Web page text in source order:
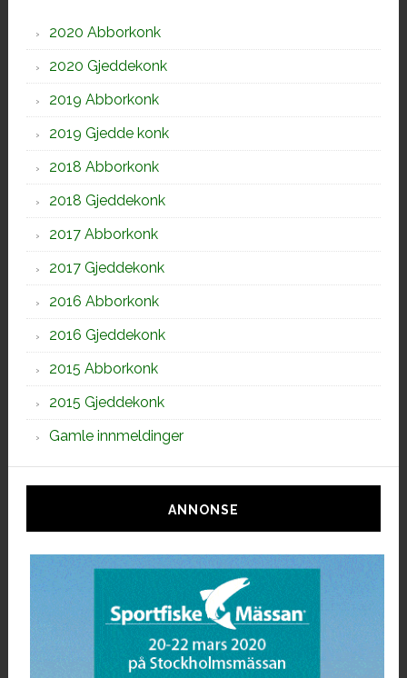
2020 Abborkonk
2020 Gjeddekonk
2019 Abborkonk
2019 Gjedde konk
2018 Abborkonk
2018 Gjeddekonk
2017 Abborkonk
2017 Gjeddekonk
2016 Abborkonk
2016 Gjeddekonk
2015 Abborkonk
2015 Gjeddekonk
Gamle innmeldinger
ANNONSE